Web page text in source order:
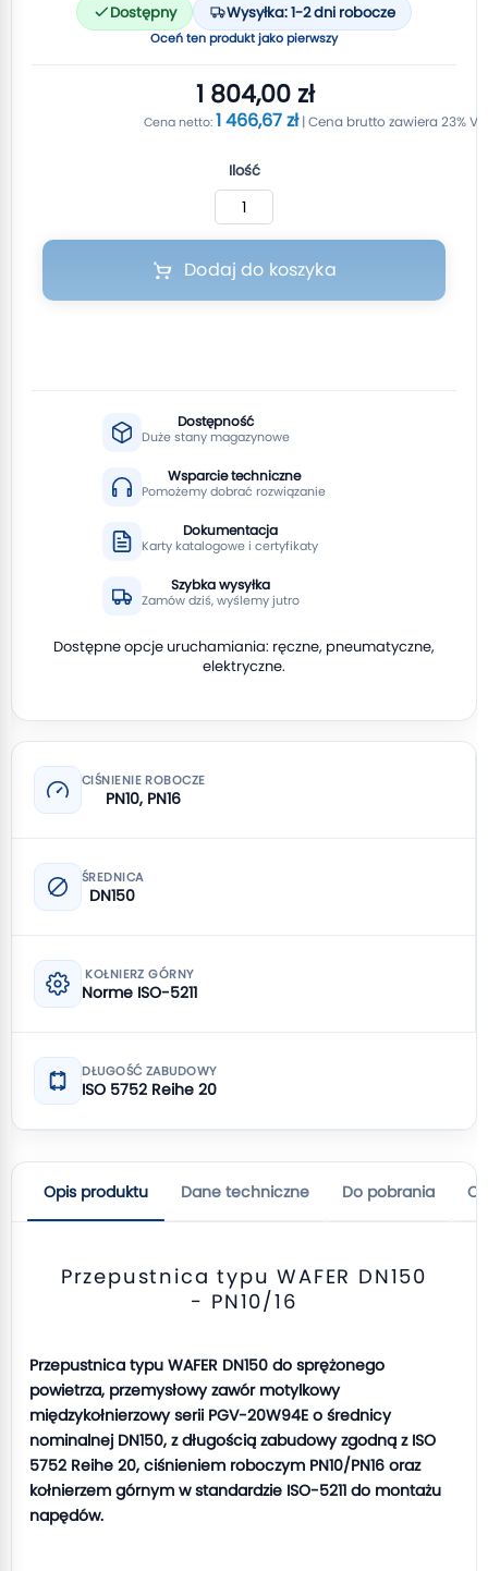
Dostępny Wysyłka: 1-2 dni robocze
Oceń ten produkt jako pierwszy
1 804,00 zł
1 466,67 zł
Ilość
Dodaj do koszyka
Dostępność
Duże stany magazynowe
Wsparcie techniczne
Pomożemy dobrać rozwiązanie
Dokumentacja
Karty katalogowe i certyfikaty
Szybka wysyłka
Zamów dziś, wyślemy jutro
Dostępne opcje uruchamiania: ręczne, pneumatyczne,
elektryczne.
CIŚNIENIE ROBOCZE
PN10, PN16
ŚREDNICA
DN150
KOŁNIERZ GÓRNY
Norme ISO-5211
DŁUGOŚĆ ZABUDOWY
ISO 5752 Reihe 20
Opis produktu Dane techniczne Do pobrania
Przepustnica typu WAFER DN150
- PN10/16
Przepustnica typu WAFER DN150 do sprężonego
powietrza, przemysłowy zawór motylkowy
międzykołnierzowy serii PGV-20W94E o średnicy
nominalnej DN150, z długością zabudowy zgodną z ISO
5752 Reihe 20, ciśnieniem roboczym PN10/PN16 oraz
kołnierzem górnym w standardzie ISO-5211 do montażu
napędów.